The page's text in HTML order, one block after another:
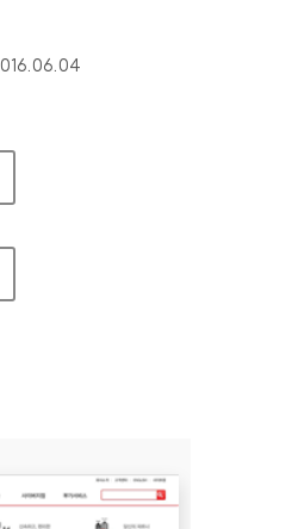
정보센터 홈페이지